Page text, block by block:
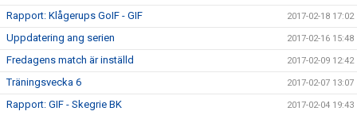
Rapport: Klågerups GoIF - GIF 2017-02-18 17:02
Uppdatering ang serien 2017-02-16 15:48
Fredagens match är inställd 2017-02-09 12:42
Träningsvecka 6 2017-02-07 13:07
Rapport: GIF - Skegrie BK 2017-02-04 19:43